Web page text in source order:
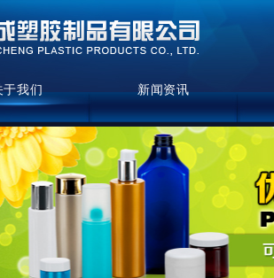
于我们 新闻资讯